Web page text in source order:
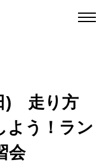
ご予約＆リクエスト
Company
) 走り方
よう！ラン
会